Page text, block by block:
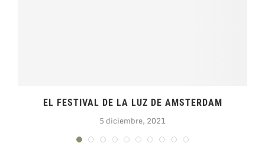
EL FESTIVAL DE LA LUZ DE AMSTERDAM
5 diciembre, 2021